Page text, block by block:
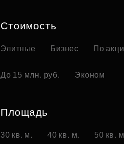
Стоимость
Элитные Бизнес По
До 15 млн. руб. Эконом
Площадь
30 кв. м. 40 кв. м. 50 кв.